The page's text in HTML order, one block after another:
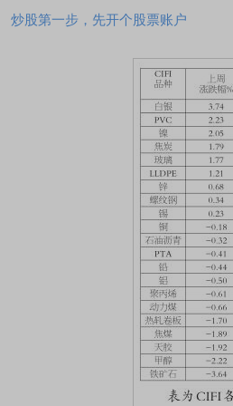
炒股第一步，先开个股票账户